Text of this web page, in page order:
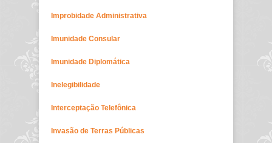
Improbidade Administrativa
Imunidade Consular
Imunidade Diplomática
Inelegibilidade
Interceptação Telefônica
Invasão de Terras Públicas